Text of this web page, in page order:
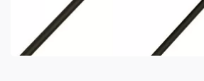
Спортивная стрельба
Пневматика